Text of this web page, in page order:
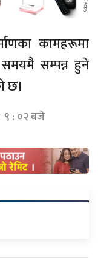
कामहरूमा
सम्पन्न हुने
छ।
९ : ०२ बजे